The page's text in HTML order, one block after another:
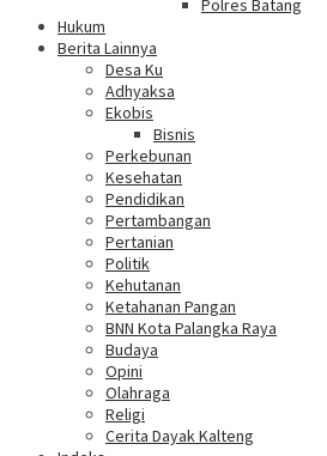
Polres Batang
Hukum
Berita Lainnya
Desa Ku
Adhyaksa
Ekobis
Bisnis
Perkebunan
Kesehatan
Pendidikan
Pertambangan
Pertanian
Politik
Kehutanan
Ketahanan Pangan
BNN Kota Palangka Raya
Budaya
Opini
Olahraga
Religi
Cerita Dayak Kalteng